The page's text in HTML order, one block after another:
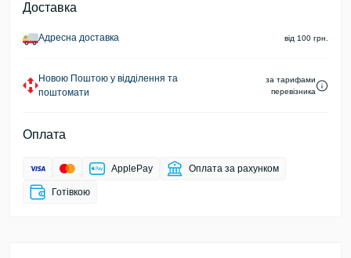
Доставка
Адресна доставка від 100 грн.
Новою Поштою у відділення та
поштомати
за тарифами
перевізника
Оплата
ApplePay Оплата за рахунком
Готівкою